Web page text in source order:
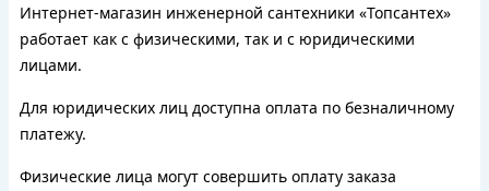
Интернет-магазин инженерной сантехники «Топсантех»
работает как с физическими, так и с юридическими
лицами.
Для юридических лиц доступна оплата по безналичному
платежу.
Физические лица могут совершить оплату заказа